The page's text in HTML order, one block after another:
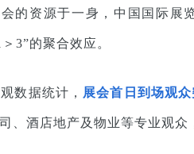
的资源于一身，中国国际展
3”的聚合效应。
数据统计， 展会首日到场观
、酒店地产及物业等专业观众